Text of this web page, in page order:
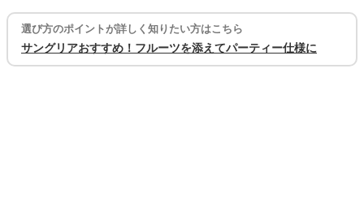
選び方のポイントが詳しく知りたい方はこちら
サングリアおすすめ！フルーツを添えてパーティー仕様に